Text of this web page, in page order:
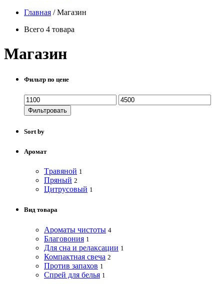
Главная /Магазин
Всего 4 товара
Магазин
Фильтр по цене
Фильтровать
Sort by
Аромат
Tравяной 1
Пряный 2
Цитрусовый 1
Вид товара
Ароматы чистоты 4
Благовония 1
Для сна и релаксации 1
Компактная свеча 2
Против запахов 1
Спрей для белья 1